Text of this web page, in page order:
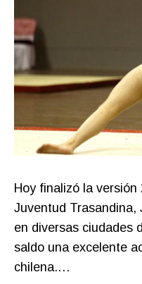
Hoy finalizó la
Juventud Trasandina,
en diversas ciudades
saldo una excelente
chilena.…